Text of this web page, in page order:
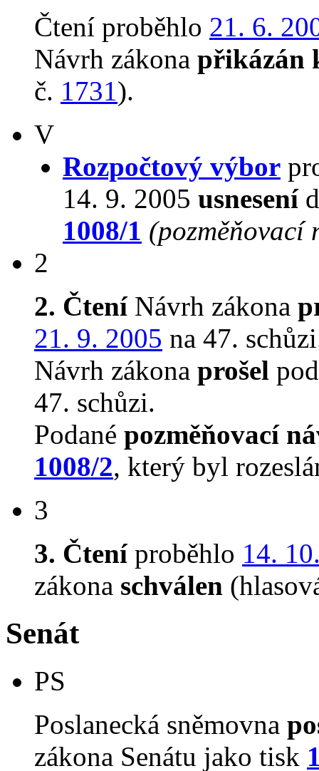
Čtení proběhlo 21. 6.
Návrh zákona přikázán
č. 1731).
V
Rozpočtový výbor
14. 9. 2005 usnesení
1008/1 (pozměňovací
2
2. ČteníNávrh zákona
21. 9. 2005 na 47.
Návrh zákona prošel
47. schůzi.
Podané pozměňovací
1008/2, který byl
3
3. Čteníproběhlo 14.
zákona schválen
Senát
PS
Poslanecká sněmovna
zákona Senátu jako tisk